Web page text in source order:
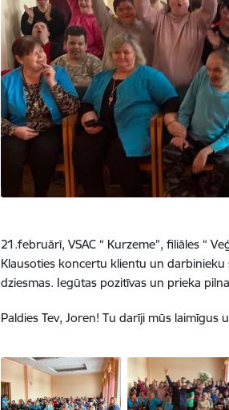
21.februārī, VSAC “ Kurzeme”, filiāles “
Klausoties koncertu klientu un
dziesmas. Iegūtas pozitīvas un prieka
Paldies Tev, Joren! Tu darīji mūs laimīgus